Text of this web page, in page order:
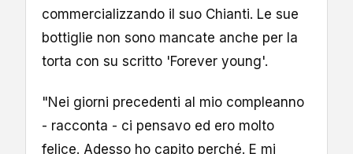
commercializzando il suo Chianti. Le sue
bottiglie non sono mancate anche per la
torta con su scritto 'Forever young'.
"Nei giorni precedenti al mio compleanno
- racconta - ci pensavo ed ero molto
felice. Adesso ho capito perché. E mi